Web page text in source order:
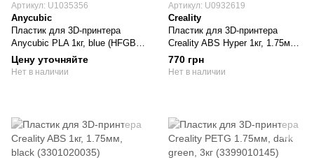
Артикул: U1035356
Anycubic
Пластик для 3D-принтера
Anycubic PLA 1кг, blue (HFGBL-
101)
Цену уточняйте
Нет в наличии
Артикул: U0932619
Creality
Пластик для 3D-принтера
Creality ABS Hyper 1кг, 1.75мм,
black (3301020042)
770 грн
Нет в наличии